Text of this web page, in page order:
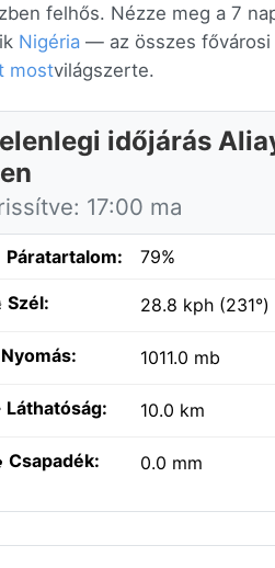
felhős. Nézze meg a 7
Nigéria — az összes fővárosi
mostvilágszerte.
időjárás
17:00 ma
Páratartalom: 79%
Szél: 28.8 kph (231°)
Nyomás: 1011.0 mb
Láthatóság: 10.0 km
Csapadék: 0.0 mm